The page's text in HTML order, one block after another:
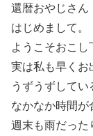
還暦おやじさん
はじめまして。
ようこそおこし
実は私も早くお
うずうずしてい
なかなか時間が
週末も雨だった